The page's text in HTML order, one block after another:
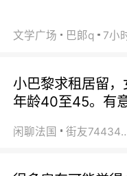
文学广场 巴郞q 7小
小巴黎求租居留
年龄40至45。有
闲聊法国 街友